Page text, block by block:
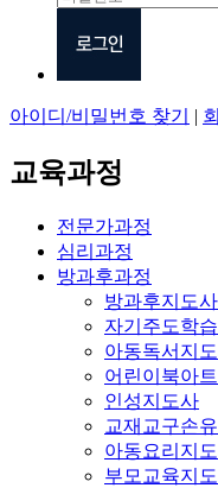
아이디/비밀번호 찾기 |
교육과정
전문가과정
심리과정
방과후과정
방과후지도
자기주도학
아동독서지
어린이북아
인성지도사
교재교구손
아동요리지
부모교육지